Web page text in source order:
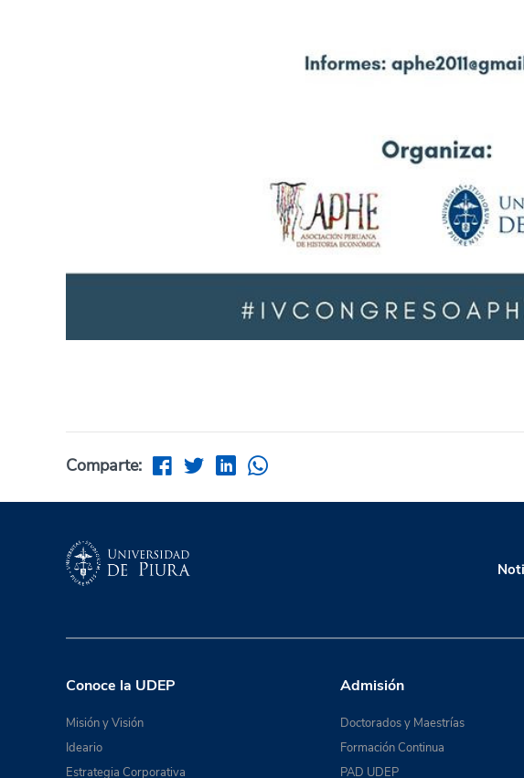
Comparte:
Conoce la UDEP
Misión y Visión
Ideario
Estrategia Corporativa
Admisión
Doctorados y Maestrías
Formación Continua
PAD UDEP